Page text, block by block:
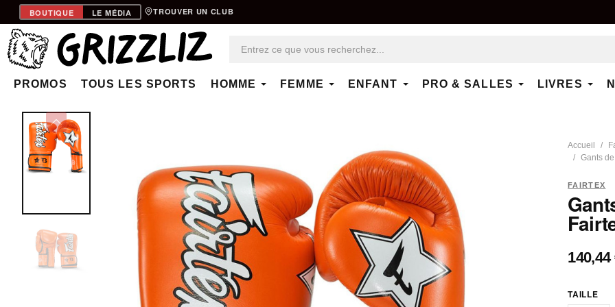
BOUTIQUE LE MÉDIA TROUVER UN CLUB
PROMOS TOUS LES SPORTS HOMME FEMME ENFANT PRO & SALLES LIVRES
Accueil
Gants
FAIRTEX
140,44
TAILLE